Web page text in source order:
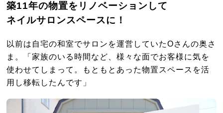
築11年の物置をリノベーションして
ネイルサロンスペースに！
以前は自宅の和室でサロンを運営していたOさんの奥さ
ま。「家族のいる時間など、様々な面でお客様に気を
使わせてしまって。もともとあった物置スペースを活
用し移転したんです」